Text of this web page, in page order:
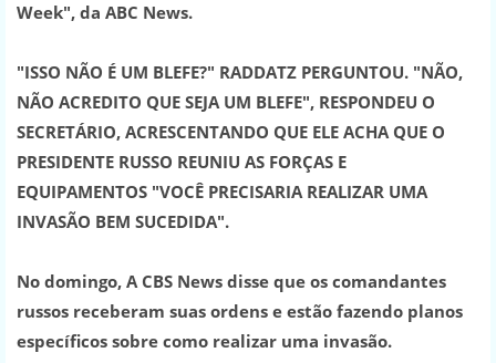
Week", da ABC News.
"ISSO NÃO É UM BLEFE?" RADDATZ PERGUNTOU. "NÃO,
NÃO ACREDITO QUE SEJA UM BLEFE", RESPONDEU O
SECRETÁRIO, ACRESCENTANDO QUE ELE ACHA QUE O
PRESIDENTE RUSSO REUNIU AS FORÇAS E
EQUIPAMENTOS "VOCÊ PRECISARIA REALIZAR UMA
INVASÃO BEM SUCEDIDA".
No domingo, A CBS News disse que os comandantes
russos receberam suas ordens e estão fazendo planos
específicos sobre como realizar uma invasão.